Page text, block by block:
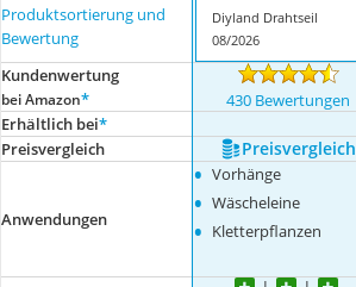
Produktsortierung und
Bewertung
Diyland Drahtseil
08/2026
Kundenwertung
bei Amazon* 430 Bewertungen
Erhältlich bei*
Preis­vergleich
Preis­vergleich
Anwendungen
• Vorhänge
• Wäscheleine
• Kletterpflanzen